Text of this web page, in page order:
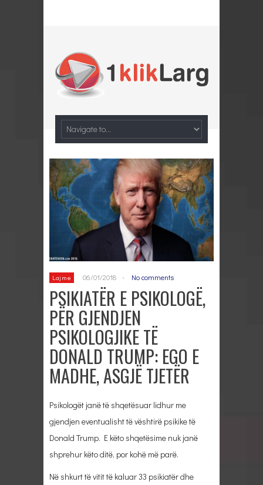
Lajme 06/01/2018 - No comments
PSIKIATËR E PSIKOLOGË,
PËR GJENDJEN
PSIKOLOGJIKE TË
DONALD TRUMP: EGO E
MADHE, ASGJË TJETËR
Psikologët janë të shqetësuar lidhur me
gjendjen eventualisht të vështirë psikike të
Donald Trump. E këto shqetësime nuk janë
shprehur këto ditë, por kohë më parë.
Në shkurt të vitit të kaluar 33 psikiatër dhe